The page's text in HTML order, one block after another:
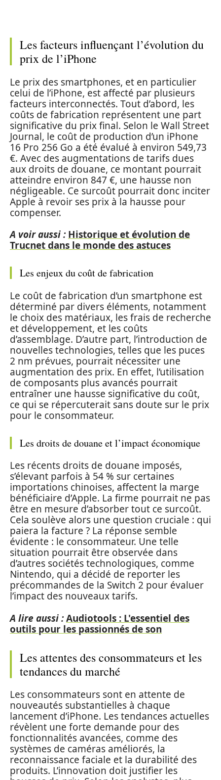
Les facteurs influençant l’évolution du
prix de l’iPhone
Le prix des smartphones, et en particulier
celui de l’iPhone, est affecté par plusieurs
facteurs interconnectés. Tout d’abord, les
coûts de fabrication représentent une part
significative du prix final. Selon le Wall Street
Journal, le coût de production d’un iPhone
16 Pro 256 Go a été évalué à environ 549,73
€. Avec des augmentations de tarifs dues
aux droits de douane, ce montant pourrait
atteindre environ 847 €, une hausse non
négligeable. Ce surcoût pourrait donc inciter
Apple à revoir ses prix à la hausse pour
compenser.
A voir aussi : Historique et évolution de
Trucnet dans le monde des astuces
Les enjeux du coût de fabrication
Le coût de fabrication d’un smartphone est
déterminé par divers éléments, notamment
le choix des matériaux, les frais de recherche
et développement, et les coûts
d’assemblage. D’autre part, l’introduction de
nouvelles technologies, telles que les puces
2 nm prévues, pourrait nécessiter une
augmentation des prix. En effet, l’utilisation
de composants plus avancés pourrait
entraîner une hausse significative du coût,
ce qui se répercuterait sans doute sur le prix
pour le consommateur.
Les droits de douane et l’impact économique
Les récents droits de douane imposés,
s’élevant parfois à 54 % sur certaines
importations chinoises, affectent la marge
bénéficiaire d’Apple. La firme pourrait ne pas
être en mesure d’absorber tout ce surcoût.
Cela soulève alors une question cruciale : qui
paiera la facture ? La réponse semble
évidente : le consommateur. Une telle
situation pourrait être observée dans
d’autres sociétés technologiques, comme
Nintendo, qui a décidé de reporter les
précommandes de la Switch 2 pour évaluer
l’impact des nouveaux tarifs.
A lire aussi :Audiotools : L'essentiel des
outils pour les passionnés de son
Les attentes des consommateurs et les
tendances du marché
Les consommateurs sont en attente de
nouveautés substantielles à chaque
lancement d’iPhone. Les tendances actuelles
révèlent une forte demande pour des
fonctionnalités avancées, comme des
systèmes de caméras améliorés, la
reconnaissance faciale et la durabilité des
produits. L’innovation doit justifier les